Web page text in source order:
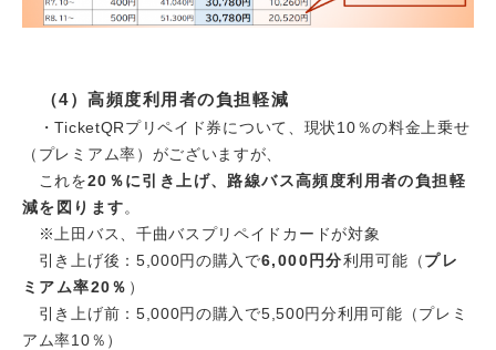
（4）高頻度利用者の負担軽減
・TicketQRプリペイド券について、現状10％の料金上乗せ
（プレミアム率）がございますが、
これを20％に引き上げ、路線バス高頻度利用者の負担軽
減を図ります。
※上田バス、千曲バスプリペイドカードが対象
引き上げ後：5,000円の購入で6,000円分利用可能（プレ
ミアム率20％ ）
引き上げ前：5,000円の購入で5,500円分利用可能（プレミ
アム率10％）